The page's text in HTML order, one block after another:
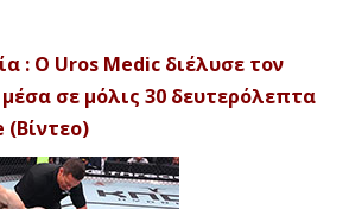
: Ο Uros Medic διέλυσε τον
σε μόλις 30 δευτερόλεπτα
(Βίντεο)